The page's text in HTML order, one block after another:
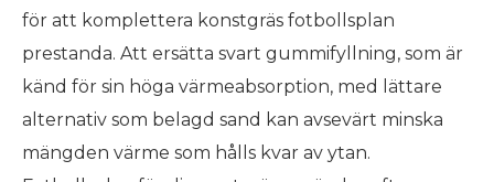
för att komplettera konstgräs fotbollsplan
prestanda. Att ersätta svart gummifyllning, som är
känd för sin höga värmeabsorption, med lättare
alternativ som belagd sand kan avsevärt minska
mängden värme som hålls kvar av ytan.